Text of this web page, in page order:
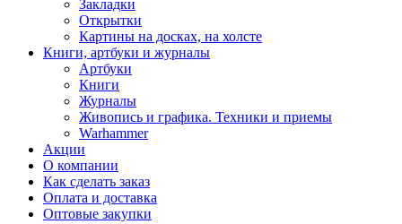
Закладки
Открытки
Картины на досках, на холсте
Книги, артбуки и журналы
Артбуки
Книги
Журналы
Живопись и графика. Техники и приемы
Warhammer
Акции
О компании
Как сделать заказ
Оплата и доставка
Оптовые закупки